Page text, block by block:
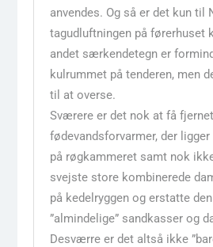
anvendes. Og så er det kun til
tagudluftningen på førerhuset
andet særkendetegn er
kulrummet på tenderen, men
til at overse.
Sværere er det nok at få
fødevandsforvarmer, der
på røgkammeret samt nok
svejste store kombinerede
på kedelryggen og erstatte
”almindelige” sandkasser og
Desværre er det altså ikke